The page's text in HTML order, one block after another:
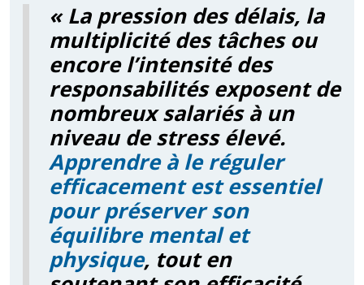
« La pression des délais, la
multiplicité des tâches ou
encore l’intensité des
responsabilités exposent de
nombreux salariés à un
niveau de stress élevé.
Apprendre à le réguler
efficacement est essentiel
pour préserver son
équilibre mental et
physique, tout en